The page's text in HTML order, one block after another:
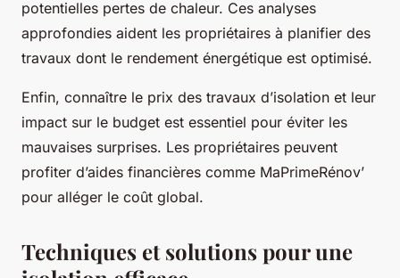
potentielles pertes de chaleur. Ces analyses
approfondies aident les propriétaires à planifier des
travaux dont le rendement énergétique est optimisé.
Enfin, connaître le prix des travaux d’isolation et leur
impact sur le budget est essentiel pour éviter les
mauvaises surprises. Les propriétaires peuvent
profiter d’aides financières comme MaPrimeRénov’
pour alléger le coût global.
Techniques et solutions pour une